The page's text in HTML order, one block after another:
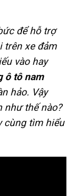
để hỗ trợ
trên xe đảm
vào hay
ô tô nam
hảo. Vậy
như thế nào?
cùng tìm hiểu